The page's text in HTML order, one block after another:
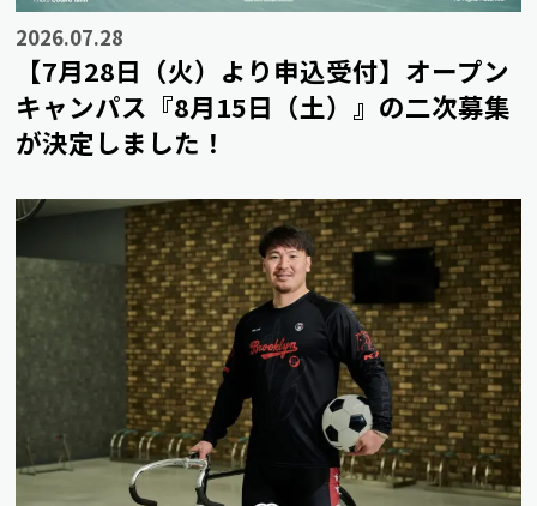
2026.07.28
【7月28日（火）より申込受付】オープン
キャンパス『8月15日（土）』の二次募集
が決定しました！